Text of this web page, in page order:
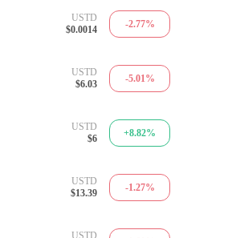
USTD
$0.0014
-2.77%
USTD
$6.03
-5.01%
USTD
$6
+8.82%
USTD
$13.39
-1.27%
USTD